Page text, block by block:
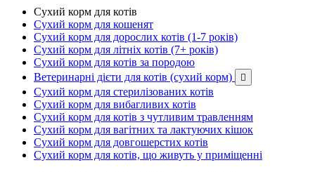
Сухий корм для котів
Сухий корм для кошенят
Сухий корм для дорослих котів (1-7 років)
Сухий корм для літніх котів (7+ років)
Сухий корм для котів за породою
Ветеринарні дієти для котів (сухий корм)

Сухий корм для стерилізованих котів
Сухий корм для вибагливих котів
Сухий корм для котів з чутливим травленням
Сухий корм для вагітних та лактуючих кішок
Сухий корм для довгошерстих котів
Сухий корм для котів, що живуть у приміщенні